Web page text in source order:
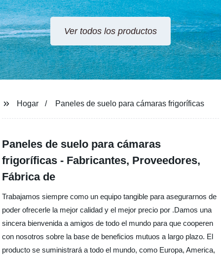
Ver todos los productos
Hogar Paneles de suelo para cámaras frigoríficas
Paneles de suelo para cámaras
frigoríficas - Fabricantes, Proveedores,
Fábrica de
Trabajamos siempre como un equipo tangible para asegurarnos de
poder ofrecerle la mejor calidad y el mejor precio por .Damos una
sincera bienvenida a amigos de todo el mundo para que cooperen
con nosotros sobre la base de beneficios mutuos a largo plazo. El
producto se suministrará a todo el mundo, como Europa, America,